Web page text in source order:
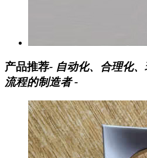
产品推荐- 自动化、合理化
流程的制造者 -